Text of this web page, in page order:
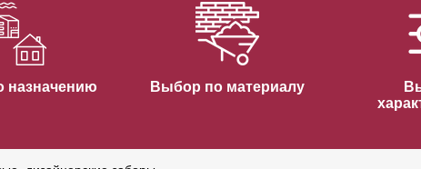
Быстровозводимые заборы
назначению Выбор по материалу